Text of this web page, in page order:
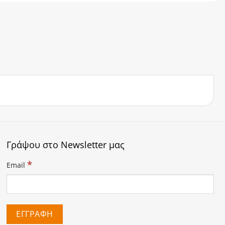
Γράψου στο Newsletter μας
Email *